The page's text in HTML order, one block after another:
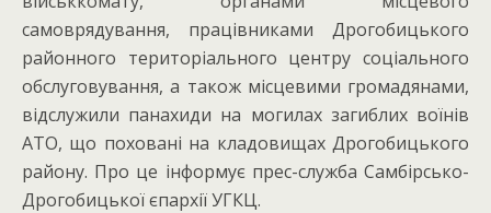
самоврядування, працівниками Дрогобицького
районного територіального центру соціального
обслуговування, а також місцевими громадянами,
відслужили панахиди на могилах загиблих воїнів
АТО, що поховані на кладовищах Дрогобицького
району. Про це інформує прес-служба Самбірсько-
Дрогобицької єпархії УГКЦ.